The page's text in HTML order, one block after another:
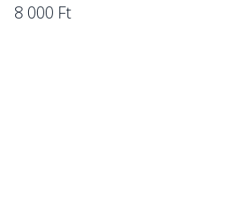
8 000 Ft